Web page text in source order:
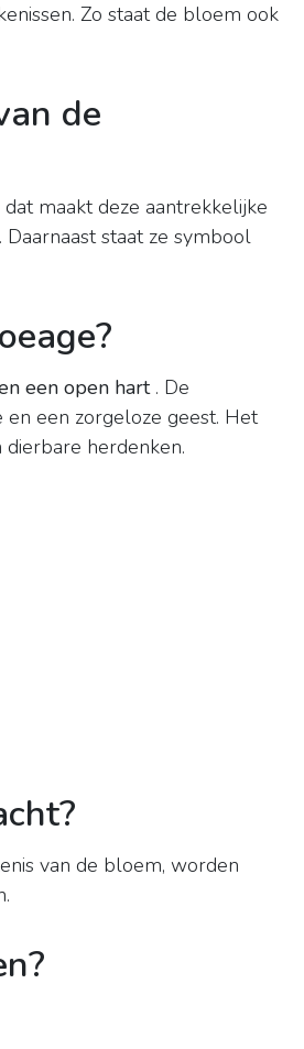
Zo staat de bloem ook
de
maakt deze aantrekkelijke
staat ze symbool
een open hart. De
een zorgeloze geest. Het
herdenken.
van de bloem, worden